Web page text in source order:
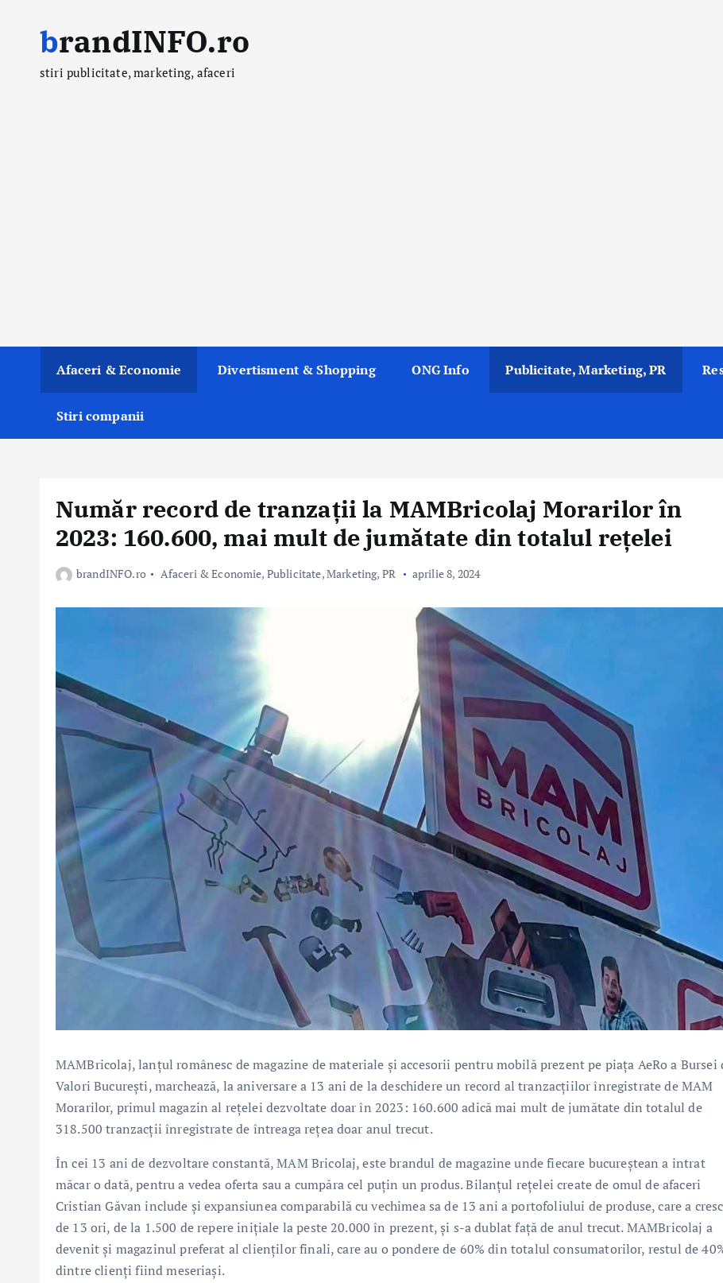
brandINFO.ro
stiri publicitate, marketing, afaceri
Afaceri & Economie Divertisment & Shopping ONG Info Publicitate, Marketing, PR
Stiri companii
Număr record de tranzații la MAMBricolaj Morarilor în
2023: 160.600, mai mult de jumătate din totalul rețelei
brandINFO.ro Afaceri & Economie, Publicitate, Marketing, PR aprilie 8, 2024
MAMBricolaj, lanțul românesc de magazine de materiale și accesorii pentru mobilă prezent pe piața AeRo a Bursei
Valori București, marchează, la aniversare a 13 ani de la deschidere un record al tranzacțiilor înregistrate de MAM
Morarilor, primul magazin al rețelei dezvoltate doar în 2023: 160.600 adică mai mult de jumătate din totalul de
318.500 tranzacții înregistrate de întreaga rețea doar anul trecut.
În cei 13 ani de dezvoltare constantă, MAM Bricolaj, este brandul de magazine unde fiecare bucureștean a intrat
măcar o dată, pentru a vedea oferta sau a cumpăra cel puțin un produs. Bilanțul rețelei create de omul de afaceri
Cristian Găvan include și expansiunea comparabilă cu vechimea sa de 13 ani a portofoliului de produse, care a
de 13 ori, de la 1.500 de repere inițiale la peste 20.000 în prezent, și s-a dublat față de anul trecut. MAMBricolaj a
devenit și magazinul preferat al clienților finali, care au o pondere de 60% din totalul consumatorilor, restul de
dintre clienți fiind meseriași.